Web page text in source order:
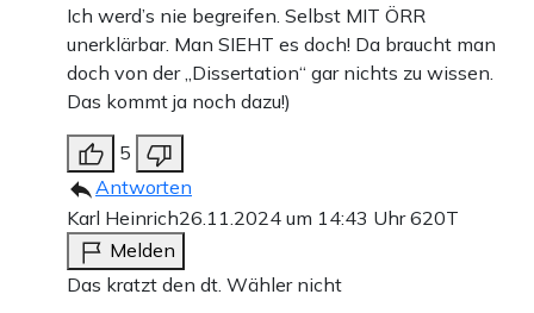
Ich werd’s nie begreifen. Selbst MIT ÖRR
unerklärbar. Man SIEHT es doch! Da braucht man
doch von der „Dissertation“ gar nichts zu wissen.
Das kommt ja noch dazu!)
5
Antworten
Karl Heinrich26.11.2024 um 14:43 Uhr620T
Melden
Das kratzt den dt. Wähler nicht